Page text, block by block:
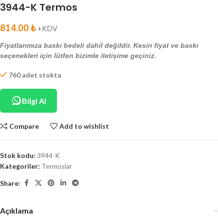
3944-K Termos
814.00₺ +KDV
Fiyatlarımıza baskı bedeli dahil değildir. Kesin fiyat ve baskı
seçenekleri için lütfen bizimle iletişime geçiniz.
760 adet stokta
Bilgi Al
Compare Add to wishlist
Stok kodu: 3944-K
Kategoriler: Termoslar
Share:
Açıklama